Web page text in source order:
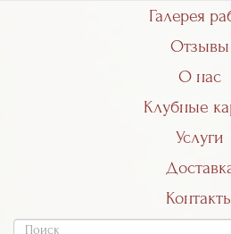
Галерея
Отзывы
О нас
Клубные
Услуги